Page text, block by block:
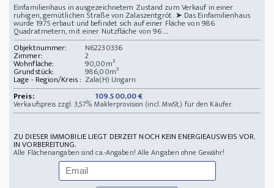
Einfamilienhaus in ausgezeichnetem Zustand zum Verkauf in einer
ruhigen, gemütlichen Straße von Zalaszentgrót. ➤ Das Einfamilienhaus
wurde 1975 erbaut und befindet sich auf einer Fläche von 986
Quadratmetern, mit einer Nutzfläche von 96 ...
Objektnummer:
N62230336
Zimmer: 2
Wohnfläche: 90,00m²
Grundstück: 986,00m²
Lage - Region/Kreis : Zala(H) Ungarn
Preis:
109.500,00 €
Verkaufspreis zzgl. 3,57% Maklerprovision (incl. MwSt.) für den Käufer.
ZU DIESER IMMOBILIE LIEGT DERZEIT NOCH KEIN ENERGIEAUSWEIS VOR.
IN VORBEREITUNG.
Alle Flächenangaben sind ca.-Angaben! Alle Angaben ohne Gewähr!